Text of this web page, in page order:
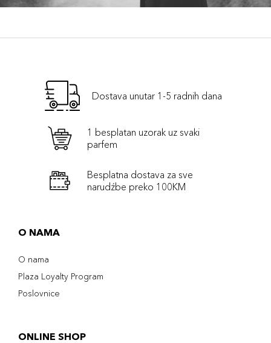
Dostava unutar 1-5 radnih dana
1 besplatan uzorak uz svaki
parfem
Besplatna dostava za sve
narudźbe preko 100KM
O NAMA
O nama
Plaza Loyalty Program
Poslovnice
ONLINE SHOP